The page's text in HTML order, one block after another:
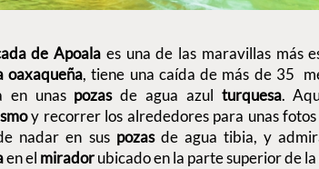
de Apoala es una de las maravillas más
oaxaqueña, tiene una caída de más de 35
en unas pozasde agua azul turquesa.
y recorrer los alrededores para unas
nadar en sus pozas de agua tibia, y
en el miradorubicado en la parte superior de la